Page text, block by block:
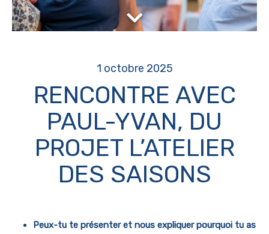
1 octobre 2025
RENCONTRE AVEC
PAUL-YVAN, DU
PROJET L’ATELIER
DES SAISONS
Peux-tu te présenter et nous expliquer pourquoi tu as